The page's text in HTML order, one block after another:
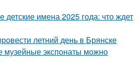
имена 2025 года: что ждет
летний день в Брянске
музейные экспонаты можно